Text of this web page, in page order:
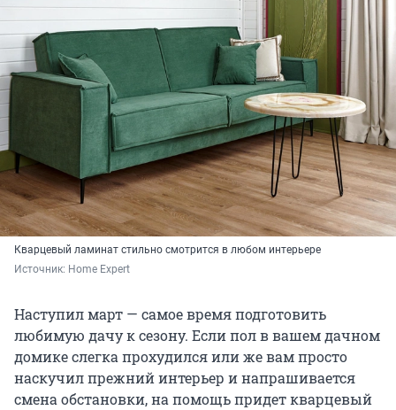
Кварцевый ламинат стильно смотрится в любом интерьере
Источник: Home Expert
Наступил март — самое время подготовить
любимую дачу к сезону. Если пол в вашем дачном
домике слегка прохудился или же вам просто
наскучил прежний интерьер и напрашивается
смена обстановки, на помощь придет кварцевый